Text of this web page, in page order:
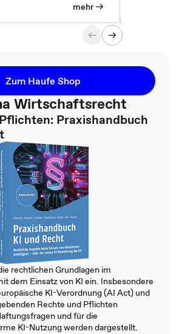
mehr
Zum Haufe Shop
Wirtschaftsrecht
Praxishandbuch
rechtlichen Grundlagen im
dem Einsatz von KI ein. Insbesondere
KI-Verordnung (AI Act) und
Rechte und Pflichten
und für die
KI-Nutzung werden dargestellt.